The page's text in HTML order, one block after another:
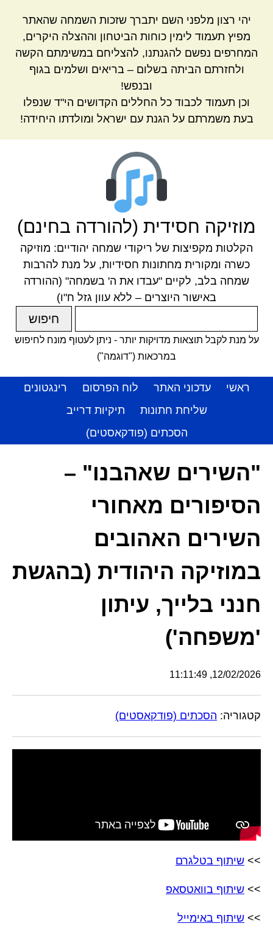
יהי רצון מלפני השם יתברך שזכות השמחה שהאתר
מפיץ תעמוד לימין כוחות הביטחון וההצלה היקרים,
המחרפים נפשם להגנתנו, להצליחם במשימתם הקשה
ולחזרתם הביתה בשלום – בריאים ושלמים בגוף
ובנפש!
וכן תעמוד לכבוד כל החללים הקדושים הי"ד שנפלו
בעת משמרתם על הגנת עם ישראל ומולדתו היחידה!
מוזיקה חסידית (להורדה בחינם)
הקלטות מקפיצות של ריקודי שמחה יהודיים: מוזיקה
כשרה ומקורית מחתונות חסידיות, על מנת להרבות
שמחה בלב, לקיים "עבדו את ה' בשמחה" (ההורדה
באישור היוצרים – ללא עוון גזל ח"ו)
על מנת לקבל תוצאות מדויקות יותר - ניתן לעטוף מונח לחיפוש
במרכאות ("דוגמה")
ראשי עדכוני האתר לוח הפרסום
רינגטונים
שליחת חתונות
תיקיות דרייב
הסכתים (פודקאסטים)
"השירים שאהבנו" –
הסיפורים מאחורי
השירים האהובים
במוזיקה היהודית (בהגשת
חנני בלייך, עיתון
'משפחה')
12/02/2026, 11:11:49
קטגוריה: הסכתים (פודקאסטים)
>> שיתוף בטלגרם
>> שיתוף בוואטסאפ
>> שיתוף באימייל